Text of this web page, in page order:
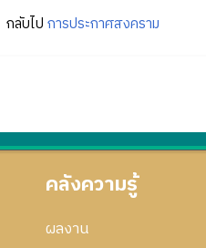
กลับไป การประกาศสงคราม
คลังความรู้
ผลงาน